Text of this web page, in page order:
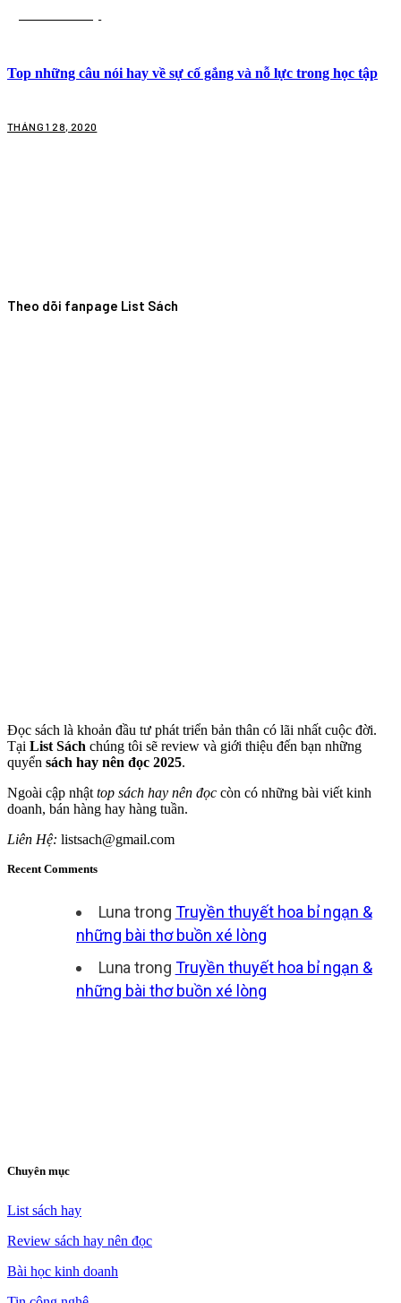
Top những câu nói hay về sự cố gắng và nỗ lực trong học tập
THÁNG 1 28, 2020
Theo dõi fanpage List Sách
Đọc sách là khoản đầu tư phát triển bản thân có lãi nhất cuộc đời.
Tại List Sách chúng tôi sẽ review và giới thiệu đến bạn những
quyển sách hay nên đọc 2025.
Ngoài cập nhật top sách hay nên đọc còn có những bài viết kinh
doanh, bán hàng hay hàng tuần.
Liên Hệ: listsach@gmail.com
Recent Comments
Luna trong Truyền thuyết hoa bỉ ngạn &
những bài thơ buồn xé lòng
Luna trong Truyền thuyết hoa bỉ ngạn &
những bài thơ buồn xé lòng
Chuyên mục
List sách hay
Review sách hay nên đọc
Bài học kinh doanh